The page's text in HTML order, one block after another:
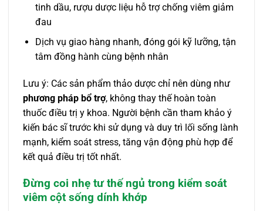
tinh dầu, rượu dược liệu hỗ trợ chống viêm giảm
đau
Dịch vụ giao hàng nhanh, đóng gói kỹ lưỡng, tận
tâm đồng hành cùng bệnh nhân
Lưu ý: Các sản phẩm thảo dược chỉ nên dùng như
phương pháp bổ trợ, không thay thế hoàn toàn
thuốc điều trị y khoa. Người bệnh cần tham khảo ý
kiến bác sĩ trước khi sử dụng và duy trì lối sống lành
mạnh, kiểm soát stress, tăng vận động phù hợp để
kết quả điều trị tốt nhất.
Đừng coi nhẹ tư thế ngủ trong kiểm soát
viêm cột sống dính khớp